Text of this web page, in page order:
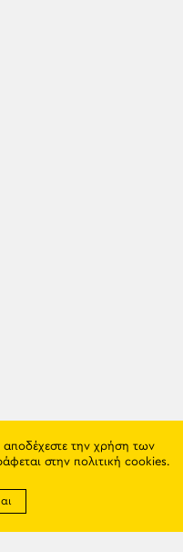
αποδέχεστε την χρήση των
στην πολιτική cookies.